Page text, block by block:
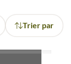
Trier par